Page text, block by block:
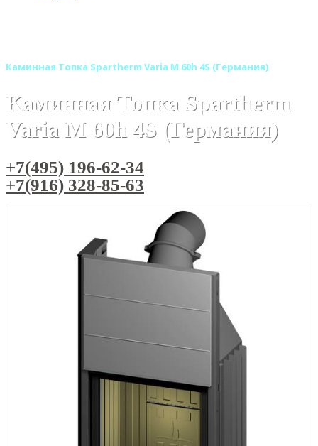
Каминная Топка Spartherm Varia M 60h 4S (Германия)
Каминная Топка Spartherm
Varia M 60h 4S (Германия)
+7(495) 196-62-34
+7(916) 328-85-63